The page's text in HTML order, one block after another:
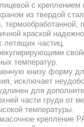
с
из твердой
термообработанной,
краской
летящих частиц.
температур.
книзу форму
исключает
для
части груди от
температуры.
крепление